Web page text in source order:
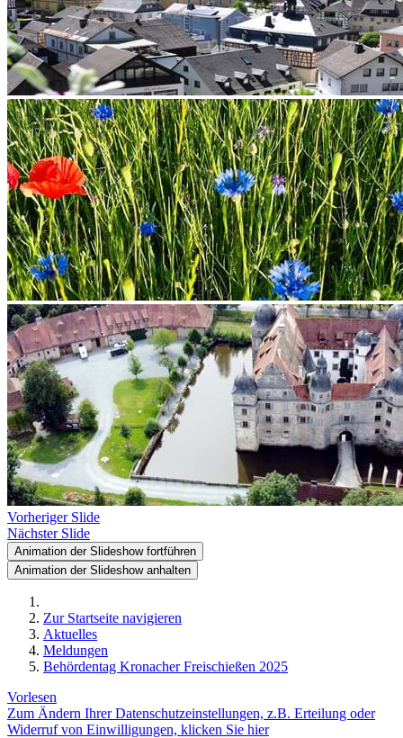
Vorheriger Slide
Nächster Slide
Animation der Slideshow fortführen
Animation der Slideshow anhalten
Zur Startseite navigieren
Aktuelles
Meldungen
Behördentag Kronacher Freischießen 2025
Vorlesen
Zum Ändern Ihrer Datenschutzeinstellungen, z.B. Erteilung oder
Widerruf von Einwilligungen, klicken Sie hier